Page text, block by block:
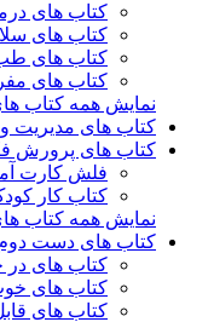
کتاب های
کتاب های
کتاب های
کتاب های
نمایش همه کتاب
کتاب های مدیریت
کتاب های پرورش
فلش کارت
کتاب کار
نمایش همه کتاب
کتاب های دست
کتاب های در
کتاب های
کتاب های